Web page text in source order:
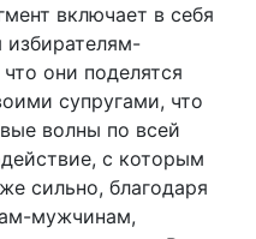
включает в себя
они поделятся
супругами, что
волны по всей
с которым
сильно, благодаря
мужчинам,